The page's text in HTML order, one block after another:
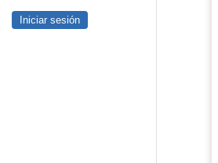
Iniciar sesión